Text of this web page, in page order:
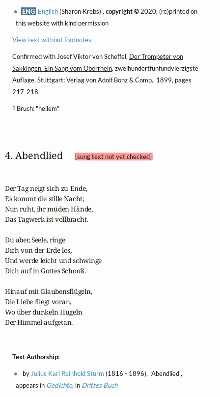
ENG English(Sharon Krebs) ,copyright © 2020, (re)printed on
this website with kind permission
View text without footnotes
Confirmed with Josef Viktor von Scheffel, Der Trompeter von
Säkkingen. Ein Sang vom Oberrhein, zweihundertfünfundvierzigste
Auflage, Stuttgart: Verlag von Adolf Bonz & Comp., 1899, pages
217-218.
1Bruch: "hellem"
4. Abendlied [sung text not yet checked]
Der Tag neigt sich zu Ende,
Es kommt die stille Nacht;
Nun ruht, ihr müden Hände,
Das Tagwerk ist vollbracht.
Du aber, Seele, ringe
Dich von der Erde los,
Und werde leicht und schwinge
Dich auf in Gottes Schooß.
Hinauf mit Glaubensflügeln,
Die Liebe fliegt voran,
Wo über dunkeln Hügeln
Der Himmel aufgetan.
Text Authorship:
by Julius Karl Reinhold Sturm (1816 - 1896), "Abendlied",
appears in Gedichte, in Drittes Buch